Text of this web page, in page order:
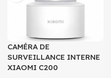
CAMÉRA DE
SURVEILLANCE INTERNE
XIAOMI C200